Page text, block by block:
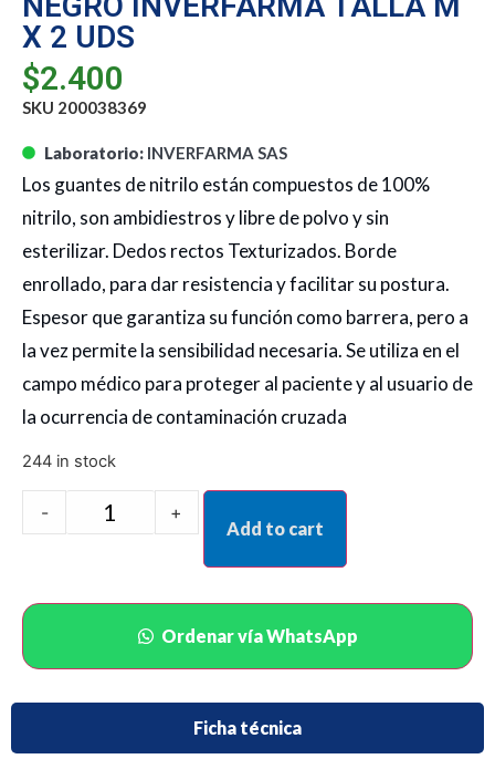
X 2 UDS
$2.400
SKU 200038369
Laboratorio: INVERFARMA SAS
Los guantes de nitrilo están compuestos de 100%
nitrilo, son ambidiestros y libre de polvo y sin
esterilizar. Dedos rectos Texturizados. Borde
enrollado, para dar resistencia y facilitar su postura.
Espesor que garantiza su función como barrera, pero a
la vez permite la sensibilidad necesaria. Se utiliza en el
campo médico para proteger al paciente y al usuario de
la ocurrencia de contaminación cruzada
244 in stock
- +
Add to cart
Ordenar vía WhatsApp
Ficha técnica